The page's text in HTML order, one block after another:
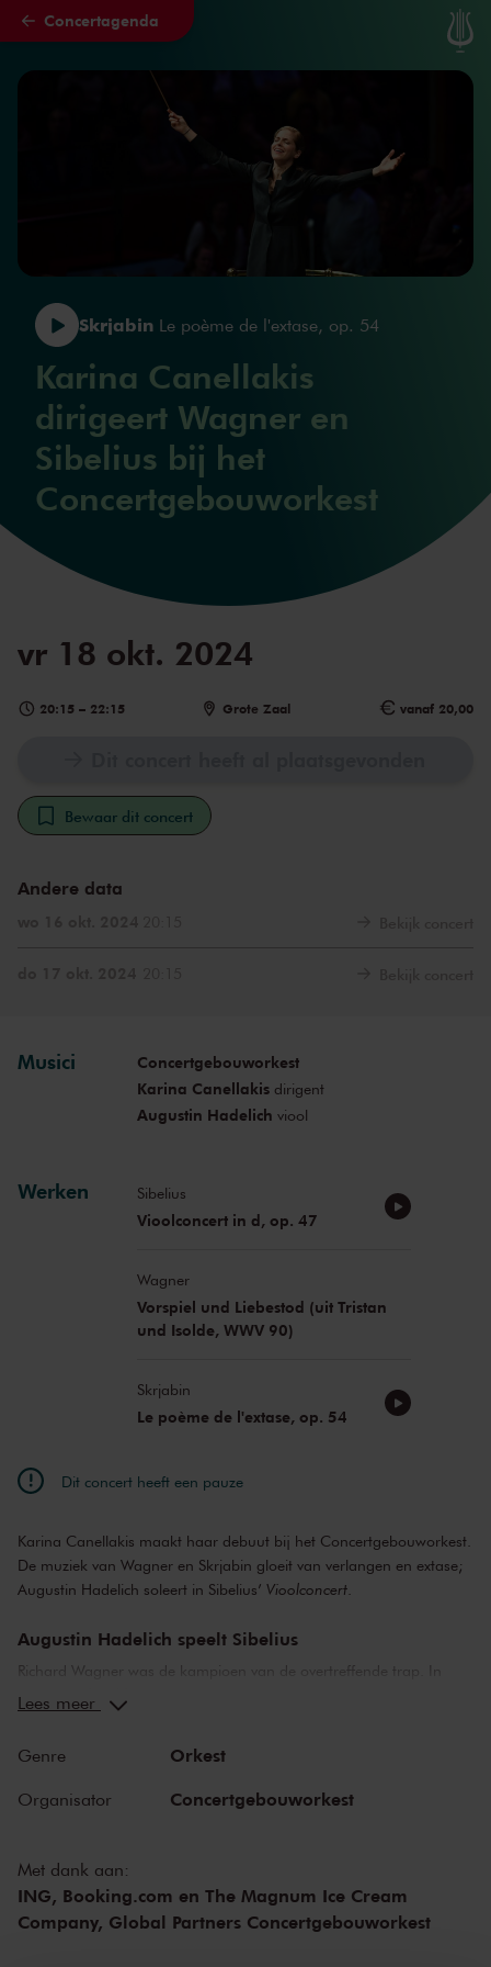
Naar hoofdcontent
Concertagenda
Skrjabin Le poème de l'extase, op. 54
Karina Canellakis
dirigeert Wagner en
Sibelius bij het
Concertgebouworkest
vr 18 okt. 2024
20:15 – 22:15 Grote Zaal vanaf 20,00
Bewaar dit concert
Andere data
Musici
Concertgebouworkest
Karina Canellakisdirigent
Augustin Hadelich viool
Werken Sibelius
Vioolconcert in d, op. 47
Wagner
Vorspiel und Liebestod (uit Tristan
und Isolde, WWV 90)
Skrjabin
Le poème de l'extase, op. 54
Dit concert heeft een pauze
Karina Canellakis maakt haar debuut bij het Concertgebouworkest.
De muziek van Wagner en Skrjabin gloeit van verlangen en extase;
Augustin Hadelich soleert in Sibelius’ Vioolconcert
Augustin Hadelich speelt Sibelius
Richard Wagner was de kampioen van de overtreffende trap. In
Tristan und Isolde
unieke
: geen typisch virtuozenstuk, maar een
droomreis door een mysterieus orkestraal landschap, met de
fijnbesnaarde violist Augustin Hadelich als gids.
Karina Canellakis dirigeert Le poème de l’extase
Karina Canellakis bewaart het hoogtepunt van vervoering voor het
laatst.Le poème de l’extaseis één van de bijzonderste stukken van
Lees meer
Genre Orkest
Organisator Concertgebouworkest
Met dank aan:
ING, Booking.com en The Magnum Ice Cream
Company, Global Partners Concertgebouworkest